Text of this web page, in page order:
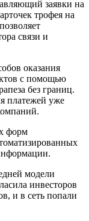
заявки на
трофея на
связи и
оказания
с помощью
без границ.
платежей уже
форм
модели
инвесторов
и в сеть попали